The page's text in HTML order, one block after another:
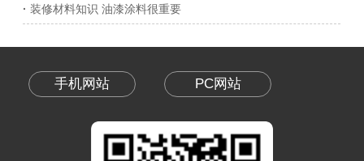
· 装修材料知识 油漆涂料很重要
手机网站 PC网站